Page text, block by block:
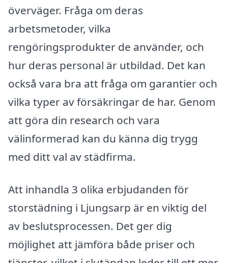
överväger. Fråga om deras
arbetsmetoder, vilka
rengöringsprodukter de använder, och
hur deras personal är utbildad. Det kan
också vara bra att fråga om garantier och
vilka typer av försäkringar de har. Genom
att göra din research och vara
välinformerad kan du känna dig trygg
med ditt val av städfirma.
Att inhandla 3 olika erbjudanden för
storstädning i Ljungsarp är en viktig del
av beslutsprocessen. Det ger dig
möjlighet att jämföra både priser och